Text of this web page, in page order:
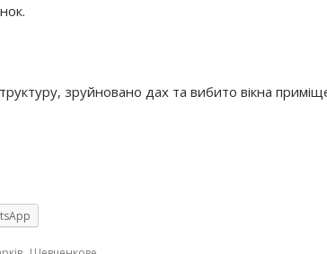
зруйновано дах та вибито вікна